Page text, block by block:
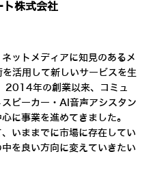
ト株式会社
ットメディアに知見のあるメ
活用して新しいサービスを生
2014年の創業以来、コミュ
ピーカー・AI音声アシスタン
に事業を進めてきました。
いままでに市場に存在してい
を良い方向に変えていきたい